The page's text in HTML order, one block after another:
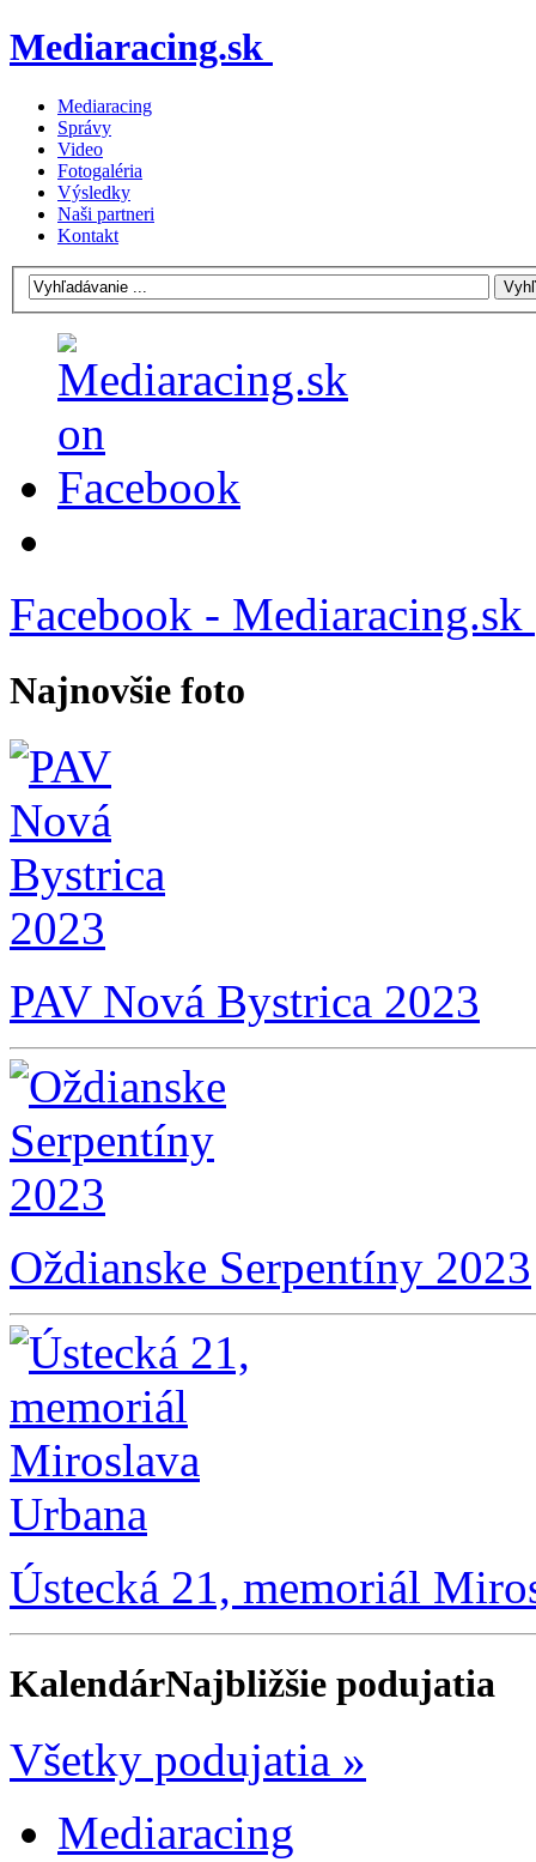
Mediaracing.sk
Mediaracing
Správy
Video
Fotogaléria
Výsledky
Naši partneri
Kontakt
Facebook - Mediaracing.sk
Najnovšie foto
PAV Nová Bystrica 2023
Oždianske Serpentíny 2023
Ústecká 21, memoriál
KalendárNajbližšie podujatia
Všetky podujatia »
Mediaracing